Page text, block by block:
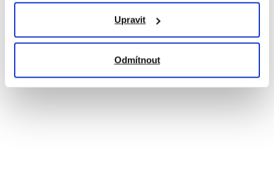
Upravit
Odmítnout